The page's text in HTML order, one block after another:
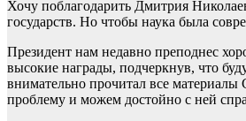
Хочу поблагодарить Дмитрия
государств. Но чтобы наука была
Президент нам недавно преподнес
высокие награды, подчеркнув, что
внимательно прочитал все
проблему и можем достойно с ней